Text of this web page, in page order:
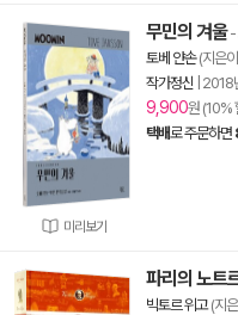
미리보기
무민의 겨울-
토베 얀손(지은이
작가정신 2018
9,900원 (10%
택배로 주문하면
파리의 노트
빅토르 위고(지은